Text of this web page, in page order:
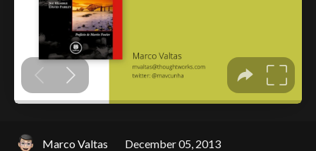
Marco Valtas December 05, 2013